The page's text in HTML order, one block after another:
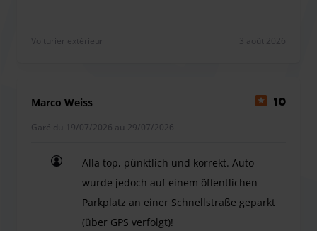
frais supplémentaires de retard de 5,00 € (uniquement)
possible moyennant un supplément, sous réserve de
Autre : Park Paradies propose également une borne de
Voiturier extérieur 3 août 2026
Marco Weiss 10
Garé du 19/07/2026 au 29/07/2026
Alla top, pünktlich und korrekt. Auto
wurde jedoch auf einem öffentlichen
Parkplatz an einer Schnellstraße geparkt
(über GPS verfolgt)!